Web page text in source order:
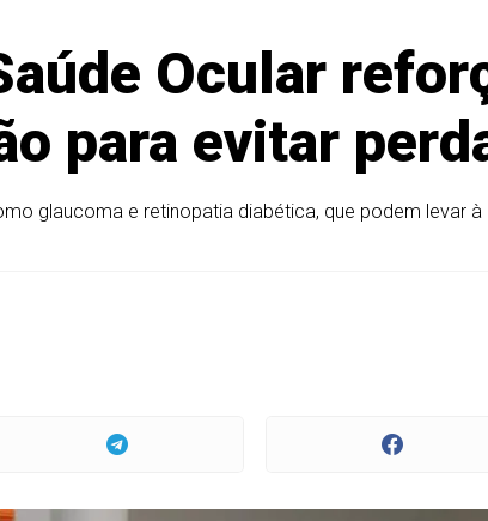
Ocular
para evitar
glaucoma e retinopatia diabética, que podem levar